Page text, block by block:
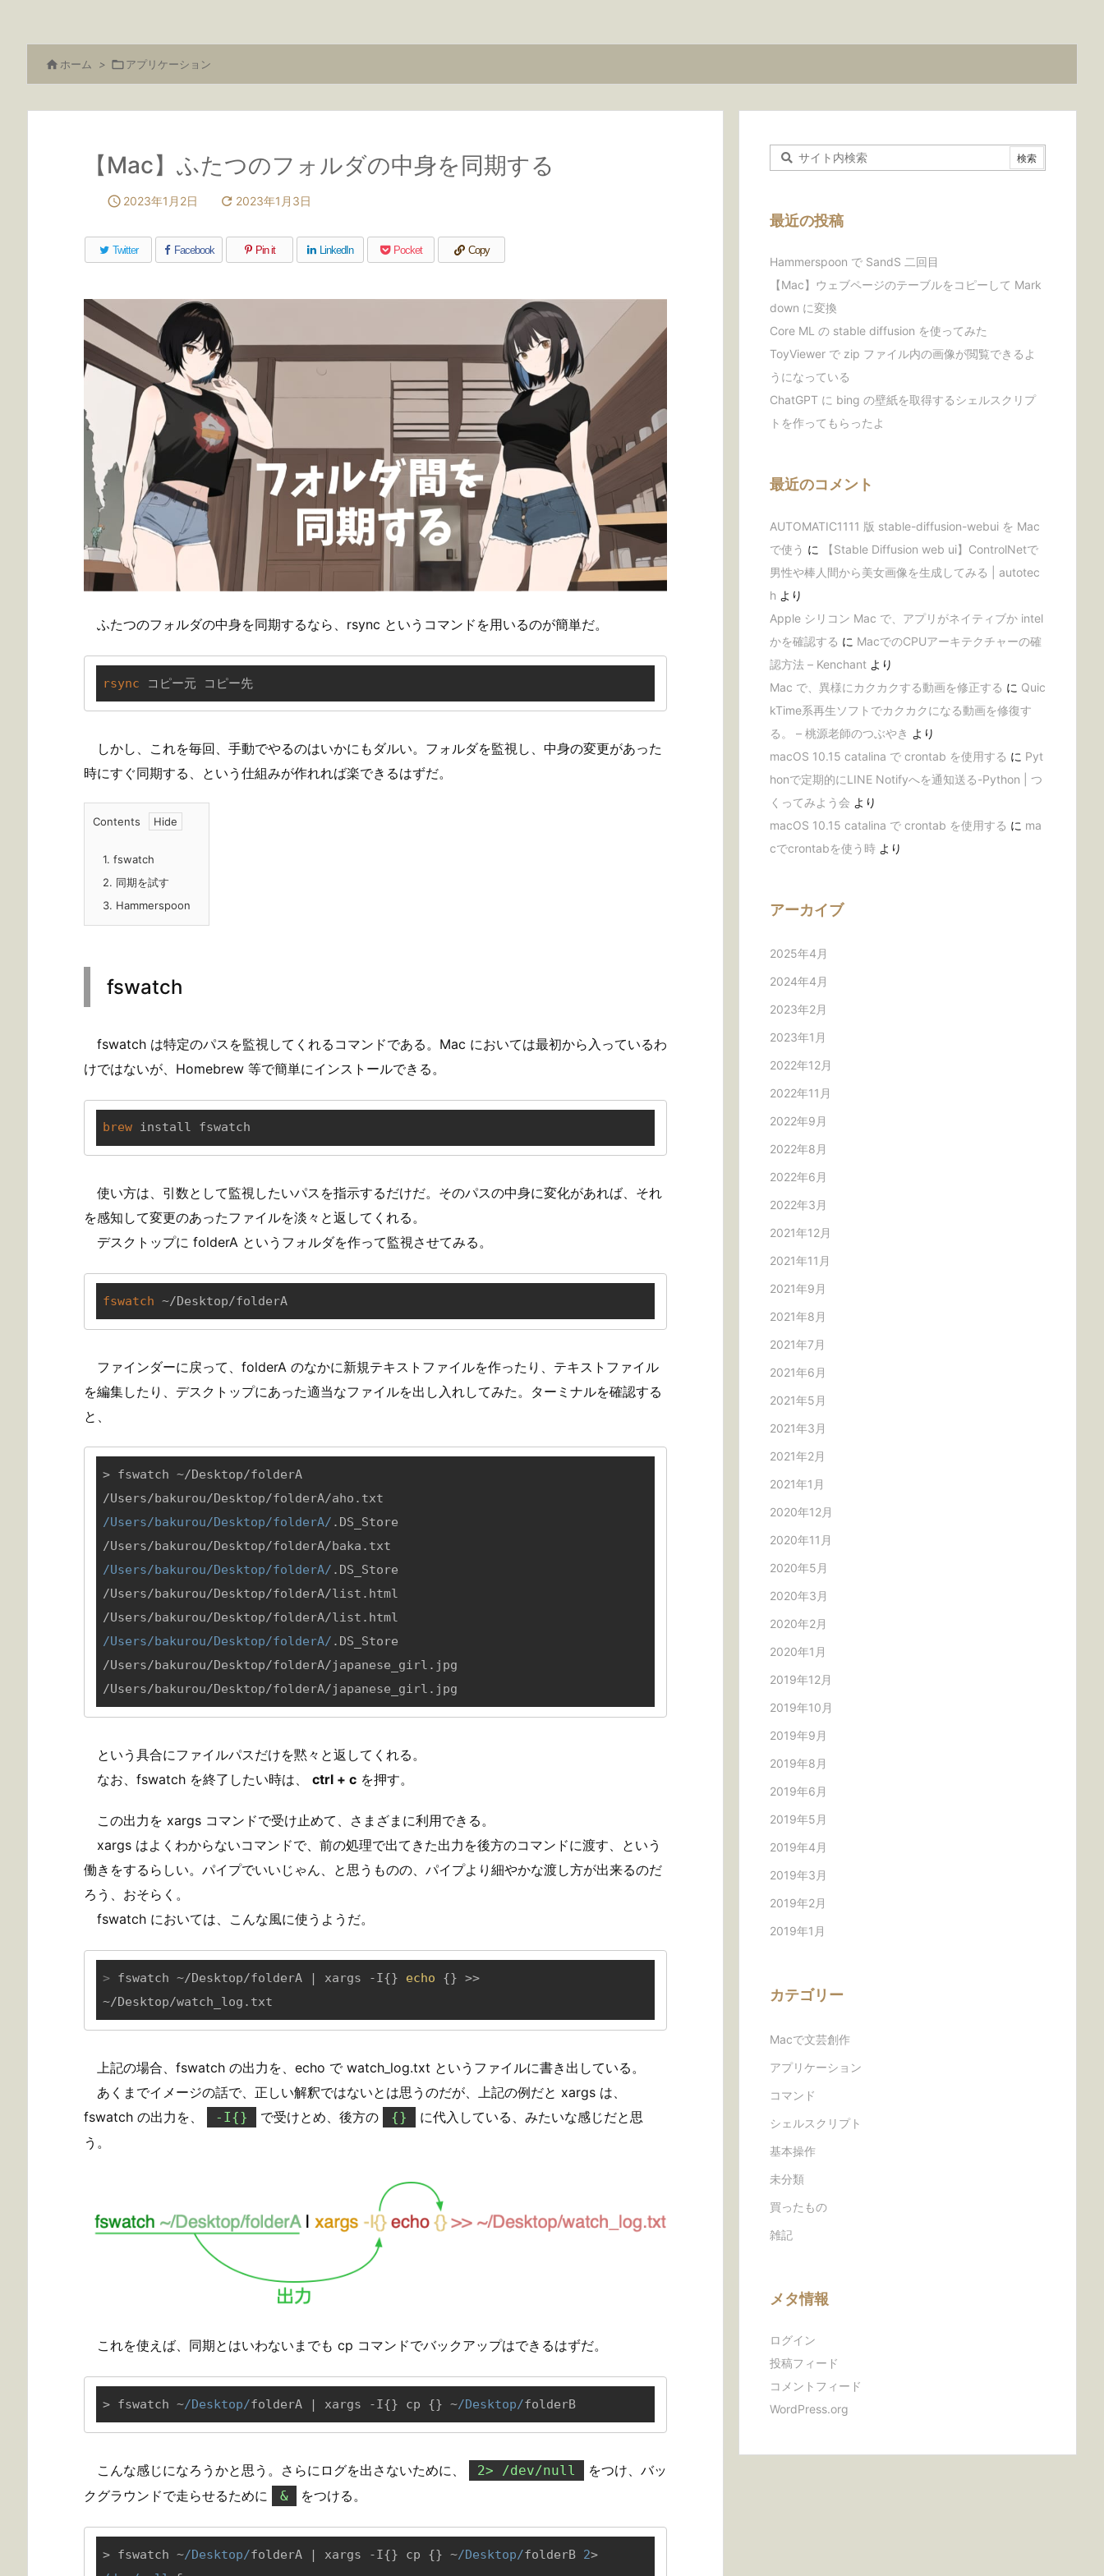
 ホーム > アプリケーション
【Mac】ふたつのフォルダの中身を同期する
 2023年1月2日  2023年1月3日
Twitter Facebook Pin it LinkedIn Pocket Copy
ふたつのフォルダの中身を同期するなら、rsync というコマンドを用いるのが簡単だ。
rsync コピー元 コピー先
しかし、これを毎回、手動でやるのはいかにもダルい。フォルダを監視し、中身の変更があった
時にすぐ同期する、という仕組みが作れれば楽できるはずだ。
Contents
1. fswatch
2. 同期を試す
3. Hammerspoon
fswatch
fswatch は特定のパスを監視してくれるコマンドである。Mac においては最初から入っているわ
けではないが、Homebrew 等で簡単にインストールできる。
brew install fswatch
使い方は、引数として監視したいパスを指示するだけだ。そのパスの中身に変化があれば、それ
を感知して変更のあったファイルを淡々と返してくれる。
デスクトップに folderA というフォルダを作って監視させてみる。
fswatch ~/Desktop/folderA
ファインダーに戻って、folderA のなかに新規テキストファイルを作ったり、テキストファイル
を編集したり、デスクトップにあった適当なファイルを出し入れしてみた。ターミナルを確認する
と、
> fswatch ~/Desktop/folderA
/Users/bakurou/Desktop/folderA/ .DS_Store
/Users/bakurou/Desktop/folderA/ .DS_Store
/Users/bakurou/Desktop/folderA/list.html
/Users/bakurou/Desktop/folderA/ .DS_Store
/Users/bakurou/Desktop/folderA/japanese_girl.jpg
/Users/bakurou/Desktop/folderA/japanese_girl.jpg
という具合にファイルパスだけを黙々と返してくれる。
なお、fswatch を終了したい時は、 ctrl + c を押す。
この出力を xargs コマンドで受け止めて、さまざまに利用できる。
xargs はよくわからないコマンドで、前の処理で出てきた出力を後方のコマンドに渡す、という
働きをするらしい。パイプでいいじゃん、と思うものの、パイプより細やかな渡し方が出来るのだ
ろう、おそらく。
fswatch においては、こんな風に使うようだ。
> fswatch ~/Desktop/folderA | xargs -I{} echo {} >>
~/Desktop/watch_log.txt
上記の場合、fswatch の出力を、echo で watch_log.txt というファイルに書き出している。
あくまでイメージの話で、正しい解釈ではないとは思うのだが、上記の例だと xargs は、
fswatch の出力を、
-I{} で受けとめ、後方の {}
に代入している、みたいな感じだと思
う。
これを使えば、同期とはいわないまでも cp コマンドでバックアップはできるはずだ。
> fswatch ~/Desktop/folderA | xargs -I{} cp {} ~/Desktop/folderB
こんな感じになろうかと思う。さらにログを出さないために、 2> /dev/null
をつけ、バッ
クグラウンドで走らせるために
& をつける。
> fswatch ~/Desktop/folderA | xargs -I{} cp {} ~/Desktop/folderB 2 >
最近の投稿
Hammerspoon で SandS 二回目
【Mac】ウェブページのテーブルをコピーして Mark
down に変換
Core ML の stable diffusion を使ってみた
ToyViewer で zip ファイル内の画像が閲覧できるよ
うになっている
ChatGPT に bing の壁紙を取得するシェルスクリプ
トを作ってもらったよ
最近のコメント
AUTOMATIC1111 版 stable-diffusion-webui を Mac
で使う に
【Stable Diffusion web ui】ControlNetで
男性や棒人間から美女画像を生成してみる | autotec
h より
Apple シリコン Mac で、アプリがネイティブか intel
かを確認する に MacでのCPUアーキテクチャーの確
認方法 – Kenchant より
Mac で、異様にカクカクする動画を修正する に Quic
kTime系再生ソフトでカクカクになる動画を修復す
る。 – 桃源老師のつぶやき より
macOS 10.15 catalina で crontab を使用する に Pyt
honで定期的にLINE Notifyへを通知送る-Python | つ
くってみよう会 より
macOS 10.15 catalina で crontab を使用する に ma
cでcrontabを使う時 より
アーカイブ
2025年4月
2024年4月
2023年2月
2023年1月
2022年12月
2022年11月
2022年9月
2022年8月
2022年6月
2022年3月
2021年12月
2021年11月
2021年9月
2021年8月
2021年7月
2021年6月
2021年5月
2021年3月
2021年2月
2021年1月
2020年12月
2020年11月
2020年5月
2020年3月
2020年2月
2020年1月
2019年12月
2019年10月
2019年9月
2019年8月
2019年6月
2019年5月
2019年4月
2019年3月
2019年2月
2019年1月
カテゴリー
Macで文芸創作
アプリケーション
コマンド
シェルスクリプト
基本操作
未分類
買ったもの
雑記
メタ情報
ログイン
投稿フィード
コメントフィード
WordPress.org